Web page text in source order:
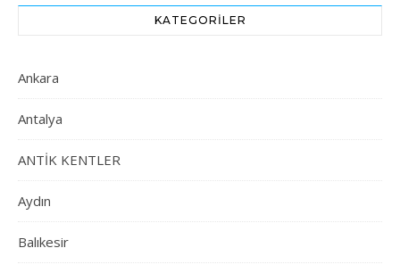
KATEGORILER
Ankara
Antalya
ANTİK KENTLER
Aydın
Balıkesir